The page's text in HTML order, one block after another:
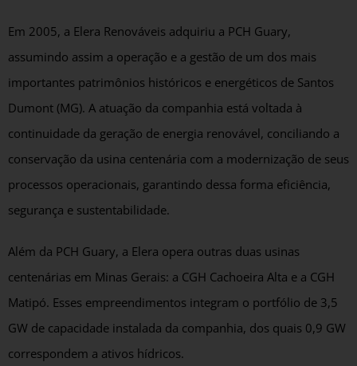
Em 2005, a Elera Renováveis adquiriu a PCH Guary,
assumindo assim a operação e a gestão de um dos mais
importantes patrimônios históricos e energéticos de Santos
Dumont (MG). A atuação da companhia está voltada à
continuidade da geração de energia renovável, conciliando a
conservação da usina centenária com a modernização de seus
processos operacionais, garantindo dessa forma eficiência,
segurança e sustentabilidade.
Além da PCH Guary, a Elera opera outras duas usinas
centenárias em Minas Gerais: a CGH Cachoeira Alta e a CGH
Matipó. Esses empreendimentos integram o portfólio de 3,5
GW de capacidade instalada da companhia, dos quais 0,9 GW
correspondem a ativos hídricos.